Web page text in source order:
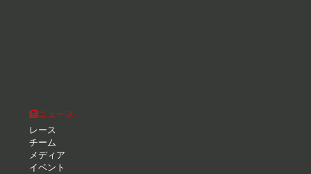
ニュース
レース
チーム
メディア
イベント